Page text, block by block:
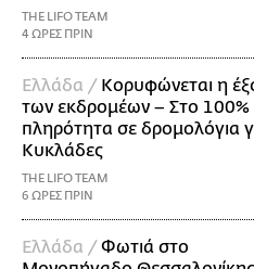
THE LIFO TEAM
4 ΩΡΕΣ ΠΡΙΝ
Ελλάδα / Κορυφώνεται η
των εκδρομέων – Στο 100%
πληρότητα σε δρομολόγια
Κυκλάδες
THE LIFO TEAM
6 ΩΡΕΣ ΠΡΙΝ
Ελλάδα /Φωτιά στο